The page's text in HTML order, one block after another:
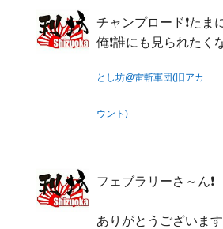
チャンプロード❗たま
俺❗誰にも見られたく
とし坊@雷斬軍団(旧アカ
ウント)
フェブラリーさ～ん❗
ありがとうございま